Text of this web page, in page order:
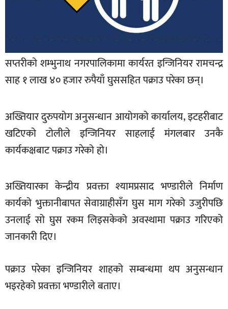
दुनिया
बिचार
जीवनशैली
साहित्य
प्रवधि
सप्तरीको शम्भुनाथ नगरपालिकामा कार्यरत इन्जिनियर रामचन्द्र
साह १ लाख ४० हजार रुपैयाँ घुससहित पक्राउ परेका छन्।
अख्तियार दुरुपयोग अनुसन्धान आयोगको कार्यालय, इटहरीबाट
खटिएको टोलीले इन्जिनियर साहलाई मंगलबार उनकै
कार्यकक्षबाट पक्राउ गरेको हो।
अख्तियारका केन्द्रीय प्रवक्ता श्यामप्रसाद भण्डारीले निर्माण
कार्यको भुक्तानीबापत सेवाग्राहीसँग घुस माग गरेको उजुरीपछि
उनलाई सो घुस रकम लिइसकेको अवस्थामा पक्राउ गरिएको
जानकारी दिए।
पक्राउ परेका इन्जिनियर शाहको सम्बन्धमा थप अनुसन्धान
भइरहेको प्रवक्ता भण्डारीले बताए।